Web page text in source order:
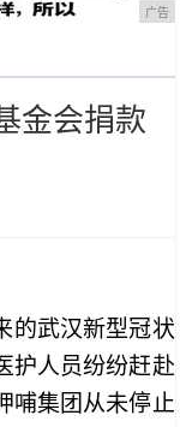
广告
金会捐款
的武汉新型冠状
护人员纷纷赶赴
哺集团从未停止